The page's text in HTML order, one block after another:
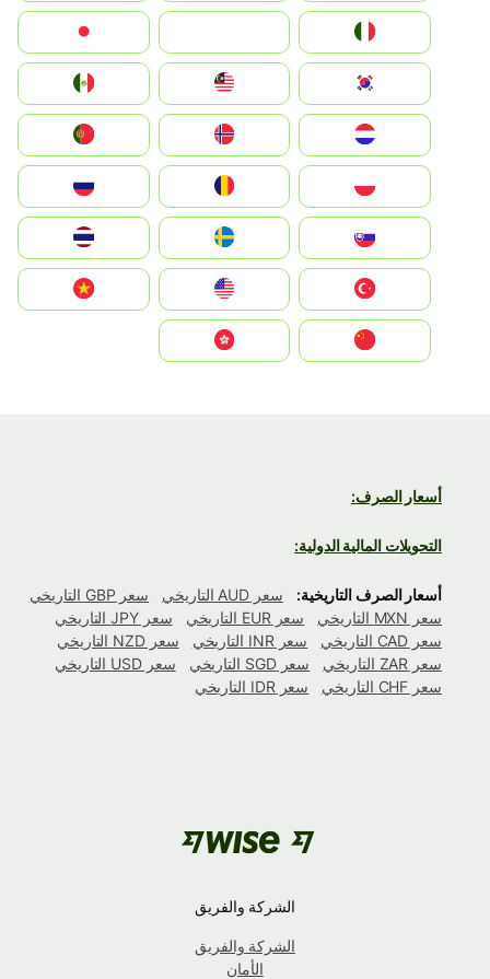
South Korea
Nederland
Portugal
România
Slovensko
United States
Vietnam
أسعار الصرف:
التحويلات المالية الدولية:
أسعار الصرف التاريخية: سعر AUD التاريخي
سعر GBP التاريخي
سعر MXN التاريخي
سعر EUR التاريخي
سعر JPY التاريخي
سعر CAD التاريخي
سعر INR التاريخي
سعر NZD التاريخي
سعر ZAR التاريخي
سعر SGD التاريخي
سعر USD التاريخي
سعر CHF التاريخي
سعر IDR التاريخي
الشركة والفريق
الشركة والفريق
الأمان